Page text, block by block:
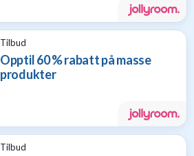
Tilbud
Opptil 60 % rabatt på masse
produkter
Tilbud